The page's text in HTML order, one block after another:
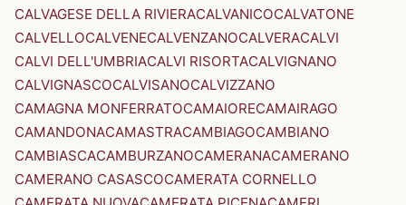
CALVAGESE DELLA RIVIERACALVANICOCALVATONE
CALVELLOCALVENECALVENZANOCALVERACALVI
CALVI DELL'UMBRIACALVI RISORTACALVIGNANO
CALVIGNASCOCALVISANOCALVIZZANO
CAMAGNA MONFERRATOCAMAIORECAMAIRAGO
CAMANDONACAMASTRACAMBIAGOCAMBIANO
CAMBIASCACAMBURZANOCAMERANACAMERANO
CAMERANO CASASCOCAMERATA CORNELLO